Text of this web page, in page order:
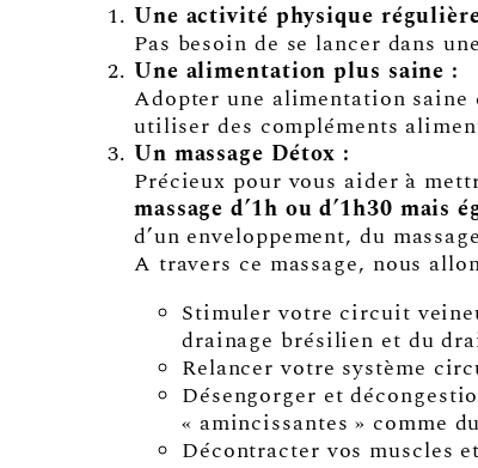
Une activité physique
Pas besoin de se lancer dans
Une alimentation plus saine :
Adopter une alimentation
utiliser des compléments
Un massage Détox :
Précieux pour vous aider à
massage d’1h ou d’1h30
d’un enveloppement, du
A travers ce massage, nous
Stimuler votre circuit
drainage brésilien et du
Relancer votre système
Désengorger et
« amincissantes » comme
Décontracter vos muscles